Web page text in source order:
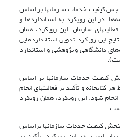
کیفیت خدمات سازمانها بر اساس
در این رویکرد به استانداردها و
سازمان. این رویکرد، همان
این رویکرد تدوین استانداردهایی
دانشگاهی و پژوهشی و استاندارد
کیفیت خدمات سازمانها بر اساس
و تأکید بر فعالیتهای انجام
شود. این رویکرد، همان رویکرد
کیفیت خدمات سازمانها براساس